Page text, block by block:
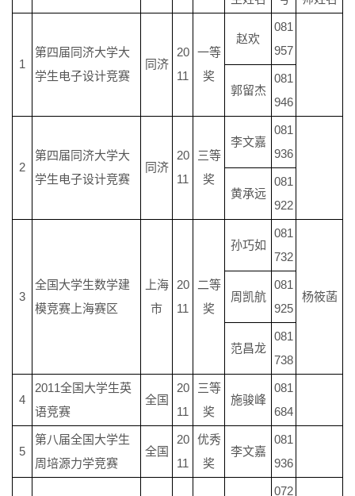
1
第四届同济大学大
学生电子设计竞赛
同济
20
11
一等
奖
赵欢
081
957
郭留杰
081
946
2
第四届同济大学大
学生电子设计竞赛
同济
20
11
三等
奖
李文嘉
081
936
黄承远
081
922
3
全国大学生数学建
模竞赛上海赛区
上海
市
20
11
二等
奖
孙巧如
081
732
杨筱菡
周凯航
081
925
范昌龙
081
738
4
2011全国大学生英
语竞赛
全国
20
11
三等
奖
施骏峰
081
684
5
第八届全国大学生
周培源力学竞赛
全国
20
11
优秀
奖
李文嘉
081
936
072